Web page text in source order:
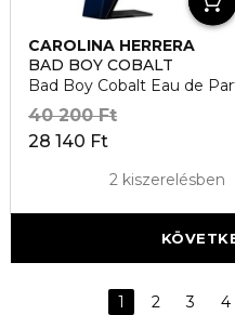
CAROLINA HERRERA
BAD BOY COBALT
Bad Boy Cobalt Eau de
28 140 Ft
40 200 Ft
2 kiszerelésben
1 2 3 4